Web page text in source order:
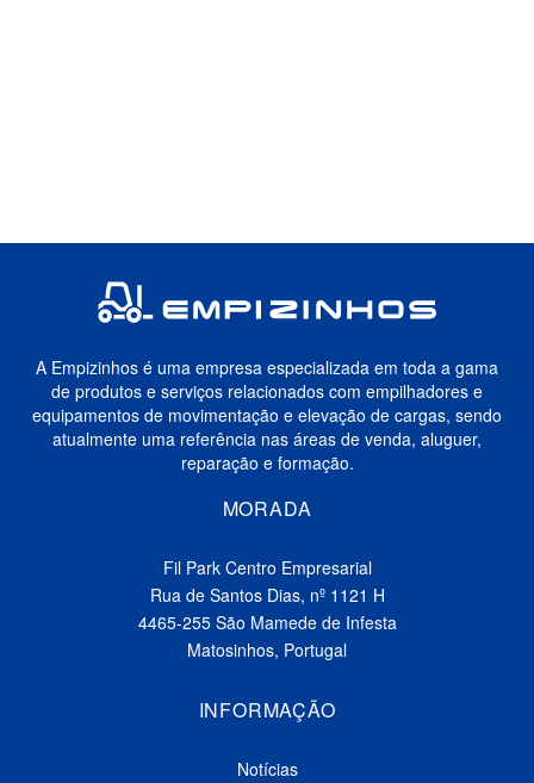
A Empizinhos é uma empresa especializada em toda a gama
de produtos e serviços relacionados com empilhadores e
equipamentos de movimentação e elevação de cargas, sendo
atualmente uma referência nas áreas de venda, aluguer,
reparação e formação.
MORADA
Fil Park Centro Empresarial
Rua de Santos Dias, nº 1121 H
4465-255 São Mamede de Infesta
Matosinhos, Portugal
INFORMAÇÃO
Notícias